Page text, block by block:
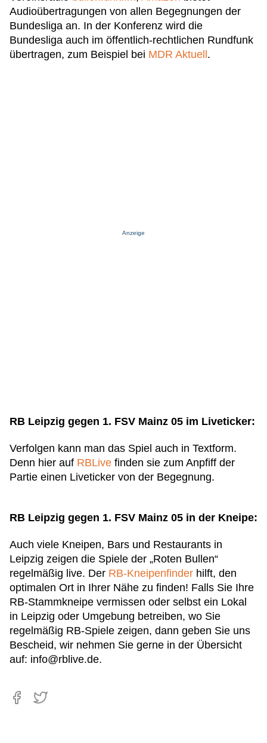
Audioübertragungen von allen Begegnungen der
Bundesliga an. In der Konferenz wird die
Bundesliga auch im öffentlich-rechtlichen Rundfunk
übertragen, zum Beispiel bei MDR Aktuell .
Anzeige
RB Leipzig gegen 1. FSV Mainz 05 im Liveticker:
Verfolgen kann man das Spiel auch in Textform.
Denn hier auf RBLive finden sie zum Anpfiff der
Partie einen Liveticker von der Begegnung.
RB Leipzig gegen 1. FSV Mainz 05 in der Kneipe:
Auch viele Kneipen, Bars und Restaurants in
Leipzig zeigen die Spiele der „Roten Bullen“
regelmäßig live. Der RB-Kneipenfinder hilft, den
optimalen Ort in Ihrer Nähe zu finden! Falls Sie Ihre
RB-Stammkneipe vermissen oder selbst ein Lokal
in Leipzig oder Umgebung betreiben, wo Sie
regelmäßig RB-Spiele zeigen, dann geben Sie uns
Bescheid, wir nehmen Sie gerne in der Übersicht
auf: info@rblive.de.